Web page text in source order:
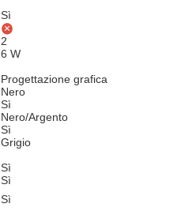
Sì
2
6 W
Progettazione grafica
Nero
Sì
Nero/Argento
Sì
Grigio
Sì
Sì
Sì